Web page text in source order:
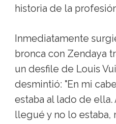
historia de la
Inmediatamente
bronca con Zendaya
un desfile de Louis
desmintió: "En mi
estaba al lado de ella.
llegué y no lo estaba,